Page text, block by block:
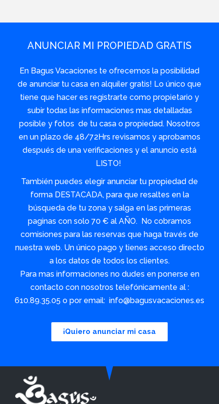
ANUNCIAR MI PROPIEDAD GRATIS
En Bagus Vacaciones te ofrecemos la posibilidad
de anunciar tu casa en alquiler gratis! Lo único que
tiene que hacer es registrarte como propietario y
subir todas las informaciones mas detalladas
posible y fotos de tu casa o propiedad. Nosotros
en un plazo de 48/72Hrs revisamos y aprobamos
después de una verificaciones y el anuncio está
LISTO!
También puedes elegir anunciar tu propiedad de
forma DESTACADA, para que resaltes en la
búsqueda de tu zona y salga en las primeras
paginas con solo 70 € al AÑO. No cobramos
comisiones para las reservas que haga través de
nuestra web. Un único pago y tienes acceso directo
a los datos de todos los clientes.
Para mas informaciones no dudes en ponerse en
contacto con nosotros telefónicamente al :
610.89.35.05 o por email: info@bagusvacaciones.es
¡Quiero anunciar mi casa